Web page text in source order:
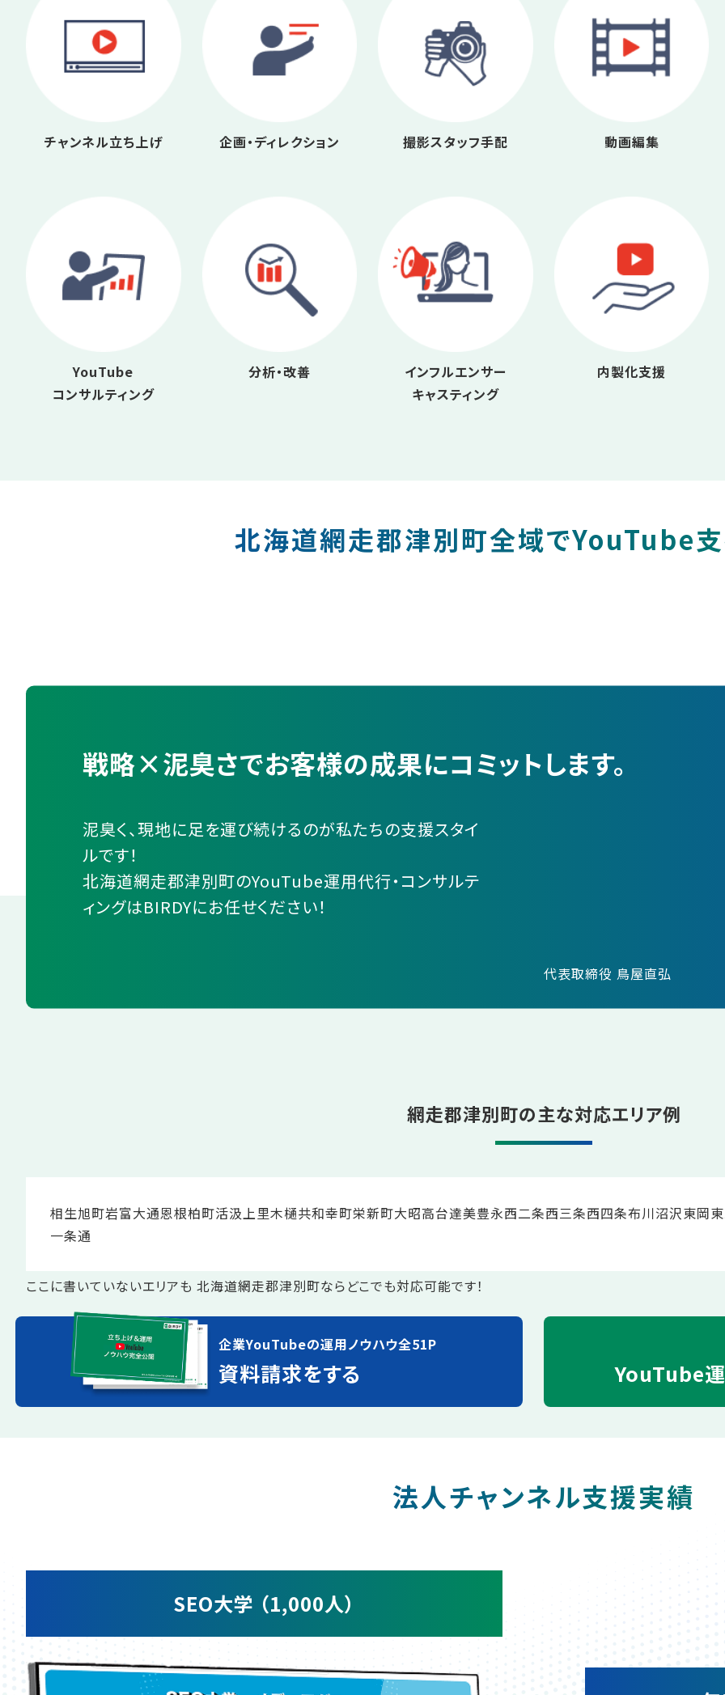
チャンネル立ち上げ 企画・ディレクション 撮影スタッフ手配 動画編集
YouTube
コンサルティング
分析・改善
インフルエンサー
キャスティング
内製化支援
北海道網走郡津別町全域でYouTube支
戦略×泥臭さでお客様の成果にコミットします。
泥臭く、現地に足を運び続けるのが私たちの支援スタイ
ルです！
北海道網走郡津別町のYouTube運用代行・コンサルテ
ィングはBIRDYにお任せください！
代表取締役 鳥屋直弘
網走郡津別町の主な対応エリア例
相生旭町岩富大通恩根柏町活汲 上里木樋共和幸町栄新町大昭高台達美豊永西二条西三条西四条布川沼沢東岡
一条通
ここに書いていないエリアも 北海道網走郡津別町ならどこでも対応可能です！
企業YouTubeの運用ノウハウ全51P
資料請求をする YouTube
法人チャンネル支援実績
SEO大学 （1,000人）